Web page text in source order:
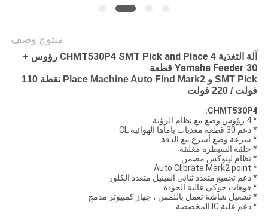
منتوج وصف
آلة التغذية CHMT530P4 SMT Pick and Place 4 رؤوس +
Yamaha Feeder 30 قطعة
SMT Pick و Place Machine Auto Find Mark2 نقطة 110
فولت / 220 فولت
CHMT530P4:
* 4 رؤوس وضع مع نظام الرؤية
* دعم 30 قطعة مغذيات ياماها الهوائية CL
* سرعة وضع أسرع مع الدقة
* حلقة السيطرة مغلقة
* نظام لينوكس مضمن
* Auto Clibrate Mark2 point
* دعم تجميع متعدد ثنائي الفينيل متعدد الكلور
* فوهات جوكي عالية الجودة
* تشغيل شاشة تعمل باللمس ، جهاز كمبيوتر مدمج
* دعم علبة IC المخصصة